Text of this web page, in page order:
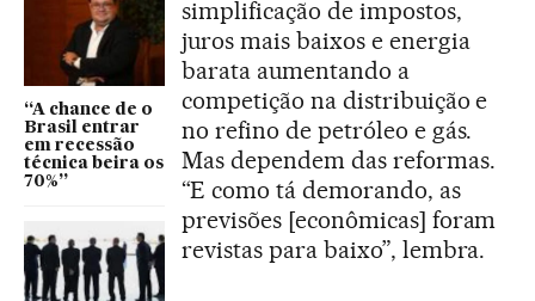
“A chance de o
Brasil entrar
em recessão
técnica beira os
70%”
simplificação de impostos,
juros mais baixos e energia
barata aumentando a
competição na distribuição e
no refino de petróleo e gás.
Mas dependem das reformas.
“E como tá demorando, as
previsões [econômicas] foram
revistas para baixo”, lembra.